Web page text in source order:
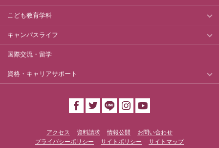
こども教育学科
キャンパスライフ
国際交流・留学
資格・キャリアサポート
アクセス 資料請求 情報公開
お問い合わせ
プライバシーポリシー
サイトポリシー
サイトマップ